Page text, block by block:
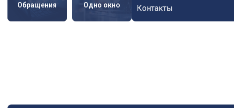
Обращения Одно окно Контакты